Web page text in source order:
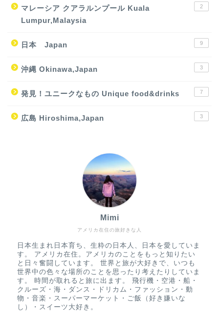
マレーシア クアラルンプール Kuala
Lumpur,Malaysia
2
日本 Japan 9
沖縄 Okinawa,Japan 3
発見！ユニークなもの Unique food&drinks 7
広島 Hiroshima,Japan 3
アメリカ在住の旅好きな人
Mimi
日本生まれ日本育ち、生粋の日本人、日本を愛していま
す。 アメリカ在住。アメリカのことをもっと知りたい
と日々奮闘しています。 世界と旅が大好きで、いつも
世界中の色々な場所のことを思ったり考えたりしていま
す。 時間が取れると旅に出ます。 飛行機・空港・船・
クルーズ・海・ダンス・ドリカム・ファッション・動
物・音楽・スーパーマーケット・ご飯（好き嫌いな
し）・スイーツ大好き。